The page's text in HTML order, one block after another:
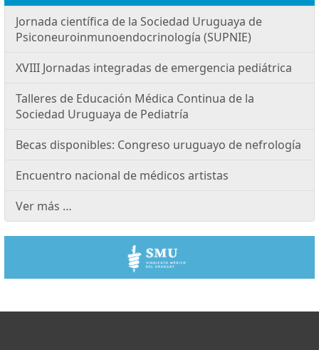
Jornada científica de la Sociedad Uruguaya de
Psiconeuroinmunoendocrinología (SUPNIE)
XVIII Jornadas integradas de emergencia pediátrica
Talleres de Educación Médica Continua de la
Sociedad Uruguaya de Pediatría
Becas disponibles: Congreso uruguayo de nefrología
Encuentro nacional de médicos artistas
Ver más …